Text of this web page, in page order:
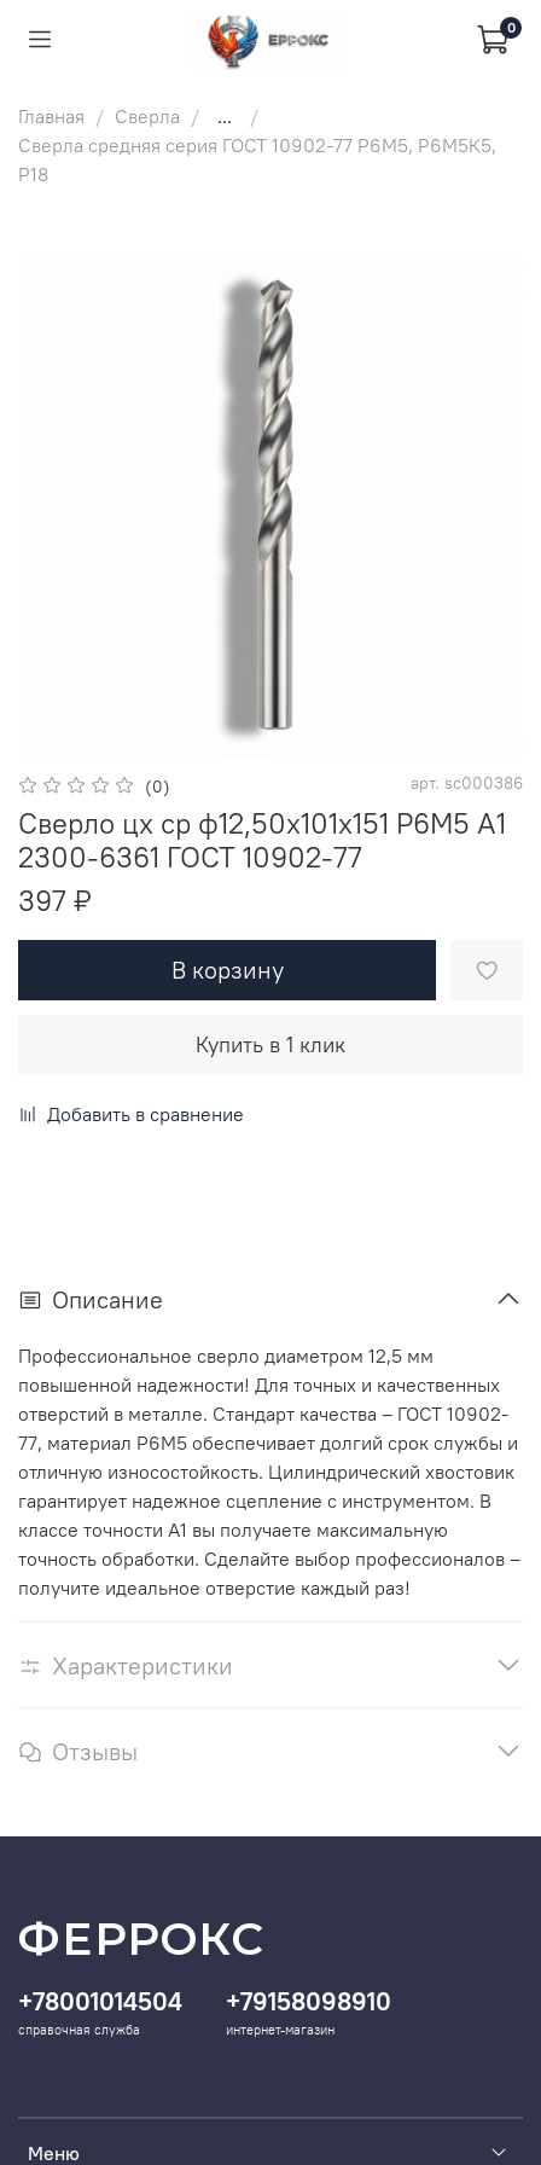
0
Главная Сверла
...
Сверла средняя серия ГОСТ 10902-77 Р6М5, Р6М5К5,
Р18
(0) арт. sc000386
Сверло цх ср ф12,50х101х151 Р6М5 A1
2300-6361 ГОСТ 10902-77
397 ₽
В корзину
Купить в 1 клик
Добавить в сравнение
Описание
Профессиональное сверло диаметром 12,5 мм
повышенной надежности! Для точных и качественных
отверстий в металле. Стандарт качества – ГОСТ 10902-
77, материал Р6М5 обеспечивает долгий срок службы и
отличную износостойкость. Цилиндрический хвостовик
гарантирует надежное сцепление с инструментом. В
классе точности А1 вы получаете максимальную
точность обработки. Сделайте выбор профессионалов –
получите идеальное отверстие каждый раз!
Характеристики
Отзывы
Меню
+78001014504
справочная служба
+79158098910
интернет-магазин
ФЕРРОКС